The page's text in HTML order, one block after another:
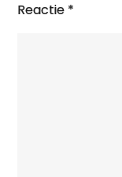
Reactie *